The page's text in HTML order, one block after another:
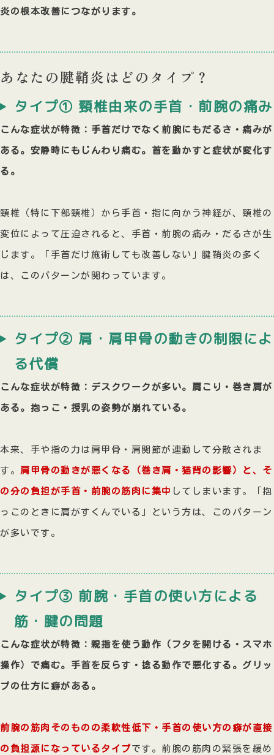
炎の根本改善につながります。
あなたの腱鞘炎はどのタイプ？
タイプ① 頸椎由来の手首・前腕の痛み
こんな症状が特徴：手首だけでなく前腕にもだるさ・痛みが
ある。安静時にもじんわり痛む。首を動かすと症状が変化す
る。
頸椎（特に下部頸椎）から手首・指に向かう神経が、頸椎の
変位によって圧迫されると、手首・前腕の痛み・だるさが生
じます。「手首だけ施術しても改善しない」腱鞘炎の多く
は、このパターンが関わっています。
タイプ② 肩・肩甲骨の動きの制限によ
る代償
こんな症状が特徴：デスクワークが多い。肩こり・巻き肩が
ある。抱っこ・授乳の姿勢が崩れている。
本来、手や指の力は肩甲骨・肩関節が連動して分散されま
す。 肩甲骨の動きが悪くなる（巻き肩・猫背の影響）と、そ
の分の負担が手首・前腕の筋肉に集中 してしまいます。「抱
っこのときに肩がすくんでいる」という方は、このパターン
が多いです。
タイプ③ 前腕・手首の使い方による
筋・腱の問題
こんな症状が特徴：親指を使う動作（フタを開ける・スマホ
操作）で痛む。手首を反らす・捻る動作で悪化する。グリッ
プの仕方に癖がある。
前腕の筋肉そのものの柔軟性低下・手首の使い方の癖が直接
の負担源になっているタイプです。前腕の筋肉の緊張を緩め